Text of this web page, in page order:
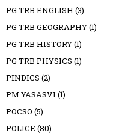
PG TRB ENGLISH (3)
PG TRB GEOGRAPHY(1)
PG TRB HISTORY(1)
PG TRB PHYSICS (1)
PINDICS (2)
PM YASASVI (1)
POCSO (5)
POLICE (80)